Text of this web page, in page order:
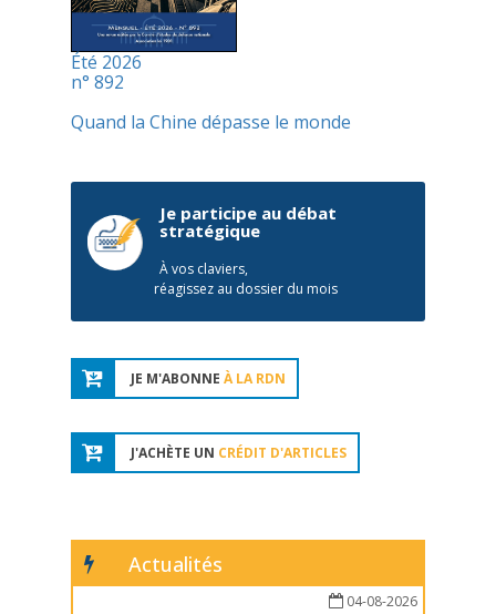
Été 2026
n° 892
Quand la Chine dépasse le monde
Je participe au débat
stratégique
À vos claviers,
réagissez au dossier du mois
JE M'ABONNE À LA RDN
J'ACHÈTE UN CRÉDIT D'ARTICLES
Actualités
04-08-2026